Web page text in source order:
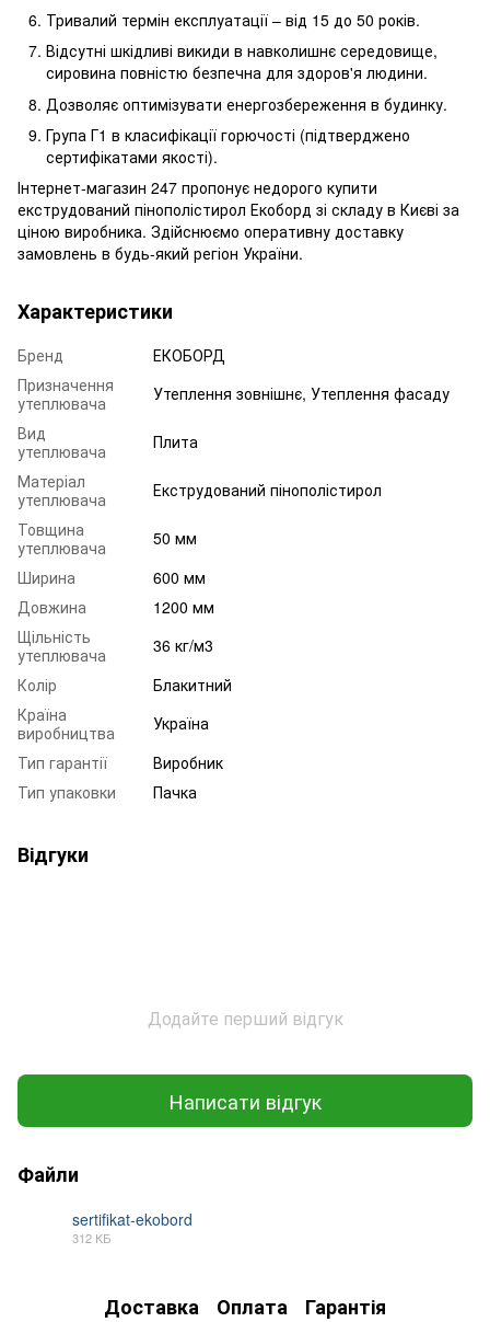
Тривалий термін експлуатації – від 15 до 50 років.
Відсутні шкідливі викиди в навколишнє середовище,
сировина повністю безпечна для здоров'я людини.
Дозволяє оптимізувати енергозбереження в будинку.
Група Г1 в класифікації горючості (підтверджено
сертифікатами якості).
Інтернет-магазин 247 пропонує недорого купити
екструдований пінополістирол Екоборд зі складу в Києві за
ціною виробника. Здійснюємо оперативну доставку
замовлень в будь-який регіон України.
Характеристики
Бренд
ЕКОБОРД
Призначення
утеплювача
Утеплення зовнішнє, Утеплення фасаду
Вид
утеплювача
Плита
Матеріал
утеплювача
Екструдований пінополістирол
Товщина
утеплювача
50 мм
Ширина
600 мм
Довжина
1200 мм
Щільність
утеплювача
36 кг/м3
Колір
Блакитний
Країна
виробництва
Україна
Тип гарантії
Виробник
Тип упаковки
Пачка
Відгуки
Додайте перший відгук
Написати відгук
Файли
sertifikat-ekobord
312 КБ
Доставка Оплата Гарантія